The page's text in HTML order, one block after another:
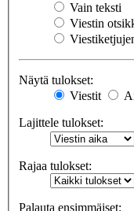
Vain teksti
Viestin
Näytä tulokset:
Viestit
Lajittele tulokset:
Rajaa tulokset:
Palauta ensimmäiset: